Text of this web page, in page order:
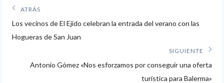
Navegación
de
entradas
ATRÁS
Artículos
anteriores:
Los vecinos de El Ejido celebran la entrada del verano con las
Hogueras de San Juan
SIGUIENTE
Siguiente
Antonio Gómez «Nos esforzamos por conseguir una oferta
turística para Balerma»